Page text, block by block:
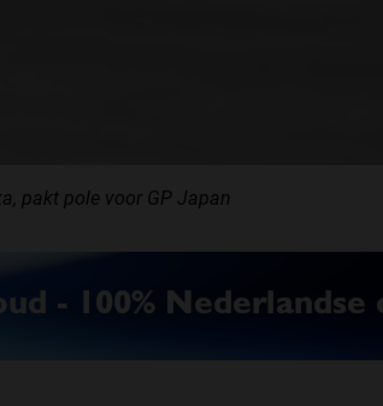
pakt pole voor GP Japan